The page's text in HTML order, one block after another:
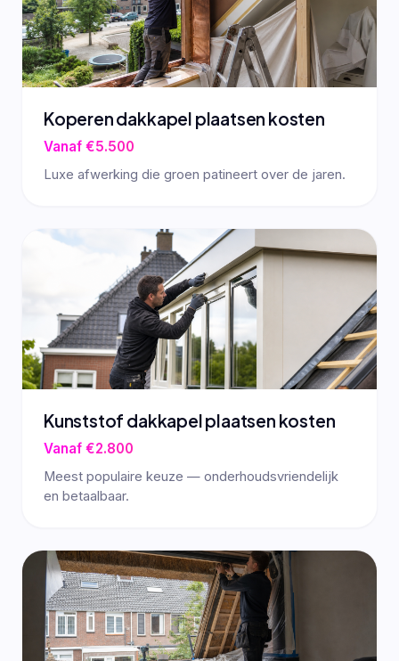
Koperen dakkapel plaatsen kosten
Vanaf €5.500
Luxe afwerking die groen patineert over de jaren.
Kunststof dakkapel plaatsen kosten
Vanaf €2.800
Meest populaire keuze — onderhoudsvriendelijk
en betaalbaar.